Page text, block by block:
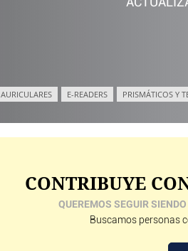
AURICULARES E-READERS PRISMÁTICOS Y
CONTRIBUYE
QUEREMOS SEGUIR
Buscamos personas